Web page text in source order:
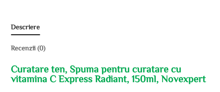
Descriere
Recenzii (0)
Curatare ten, Spuma pentru curatare cu
vitamina C Express Radiant, 150ml, Novexpert